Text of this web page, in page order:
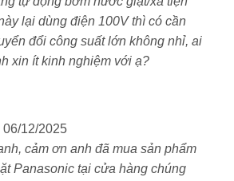
thể màu trắng thanh lịch, phù hợp
nội thất. Kích thước 639 x 722 x
kiệm diện tích đặt máy. Bảng điều
rõ ràng, dễ sử dụng.
lại dùng điện 100V thì có cần
đổi công suất lớn không nhỉ, ai
xin ít kinh nghiệm với ạ?
06/12/2025
cảm ơn anh đã mua sản phẩm
Panasonic tại cửa hàng chúng